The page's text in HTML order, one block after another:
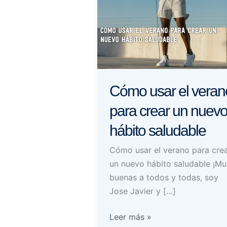
Cómo usar el
para crear un nuevo
hábito saludable
Cómo usar el verano para
un nuevo hábito saludable
buenas a todos y todas, soy
Jose Javier y […]
Cómo
Leer más »